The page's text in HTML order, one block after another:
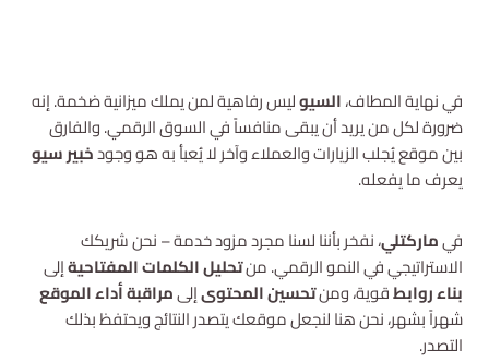
استشارة مجانية في نهاية المطاف،السيوليس رفاهية لمن يملك ميزانية ضخمة. إنه
ضرورة لكل من يريد أن يبقى منافساً في السوق الرقمي. والفارق
بين موقع يُجلب الزيارات والعملاء وآخر لا يُعبأ به هو وجودخبير سيو
يعرف ما يفعله.
فيماركتلي، نفخر بأننا لسنا مجرد مزود خدمة – نحن شريكك
الاستراتيجي في النمو الرقمي. منتحليل الكلمات المفتاحيةإلى
بناء روابطقوية، ومنتحسين المحتوىإلىمراقبة أداء الموقع
شهراً بشهر، نحن هنا لنجعل موقعك يتصدر النتائج ويحتفظ بذلك
التصدر.